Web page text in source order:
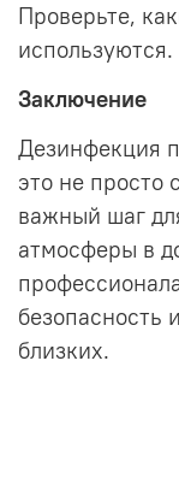
Проверьте,
используются.
Заключение
Дезинфекция
это не просто
важный шаг
атмосферы в
безопасность
близких.